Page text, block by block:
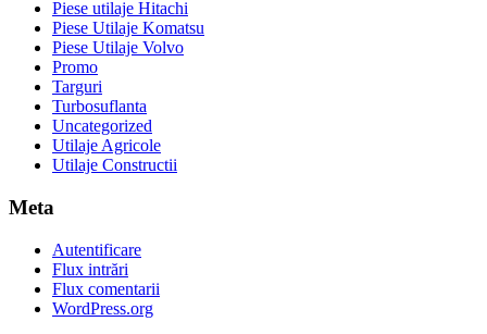
Piese utilaje Hitachi
Piese Utilaje Komatsu
Piese Utilaje Volvo
Promo
Targuri
Turbosuflanta
Uncategorized
Utilaje Agricole
Utilaje Constructii
Meta
Autentificare
Flux intrări
Flux comentarii
WordPress.org